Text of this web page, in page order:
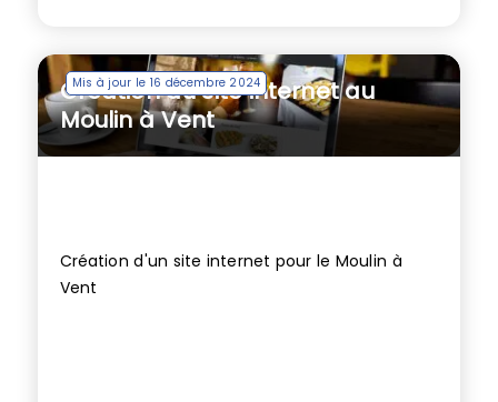
Mis à jour le 16 décembre 2024
Création du site internet au
Moulin à Vent
Création d'un site internet pour le Moulin à
Vent